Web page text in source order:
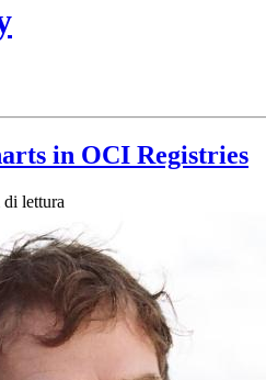
in OCI Registries
lettura